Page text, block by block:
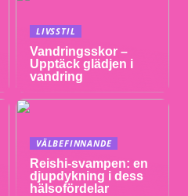
LIVSSTIL
Vandringsskor –
Upptäck glädjen i
vandring
VÄLBEFINNANDE
Reishi-svampen: en
djupdykning i dess
hälsofördelar